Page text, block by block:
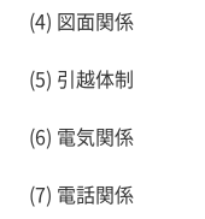
(4) 図面関係
(5) 引越体制
(6) 電気関係
(7) 電話関係